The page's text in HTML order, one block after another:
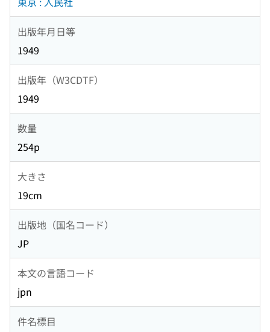
出版年月日等
1949
出版年（W3CDTF）
1949
数量
254p
大きさ
19cm
出版地（国名コード）
JP
本文の言語コード
jpn
件名標目